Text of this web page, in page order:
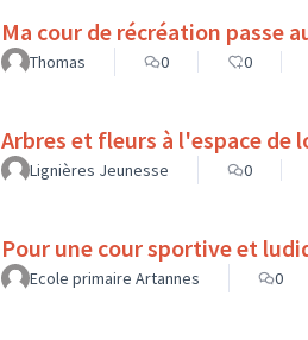
Ma cour de récréation passe
Thomas 0 0
Arbres et fleurs à l'espace de
Lignières Jeunesse 0
Pour une cour sportive et
Ecole primaire Artannes 0